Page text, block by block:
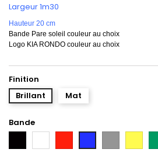
Largeur 1m30
Hauteur 20 cm
Bande Pare soleil couleur au choix
Logo KIA RONDO couleur au choix
Finition
Brillant
Mat
Bande
Rouge